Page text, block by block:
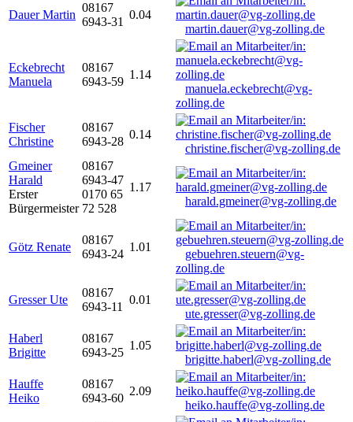
Dauer Martin
08167
6943-31
0.04
martin.dauer@vg-zolling.de
Eckebrecht
Manuela
08167
6943-59
1.14
manuela.eckebrecht@vg-
zolling.de
Fischer
Christine
08167
6943-28
0.14
christine.fischer@vg-zolling.de
Gmeiner
Harald
Erster
Bürgermeister
08167
6943-47
0170 65
72 528
1.17
harald.gmeiner@vg-zolling.de
Götz Renate
08167
6943-24
1.01
gebuehren.steuern@vg-
zolling.de
Gresser Ute
08167
6943-11
0.01
ute.gresser@vg-zolling.de
Haberl
Brigitte
08167
6943-25
1.05
brigitte.haberl@vg-zolling.de
Hauffe
Heiko
08167
6943-60
2.09
heiko.hauffe@vg-zolling.de